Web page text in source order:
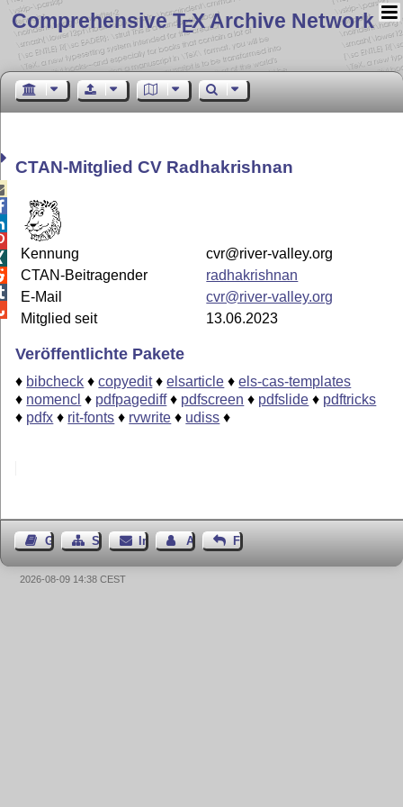
Comprehensive TEX Archive Network
CTAN-Mitglied CV Radhakrishnan
Kennung
cvr@river-valley.org
CTAN-Beitragender
radhakrishnan
E-Mail
cvr@river-valley.org
Mitglied seit
13.06.2023
Veröffentlichte Pakete
♦ bibcheck ♦copyedit♦elsarticle ♦els-cas-templates
♦ nomencl ♦ pdfpagediff♦ pdfscreen ♦ pdfslide ♦ pdftricks
♦ pdfx ♦ rit-fonts ♦ rvwrite ♦ udiss ♦
GästebuchSeiten-Struktur
ImpressumAutor kontaktieren
Feedback
2026-08-09 14:38 CEST